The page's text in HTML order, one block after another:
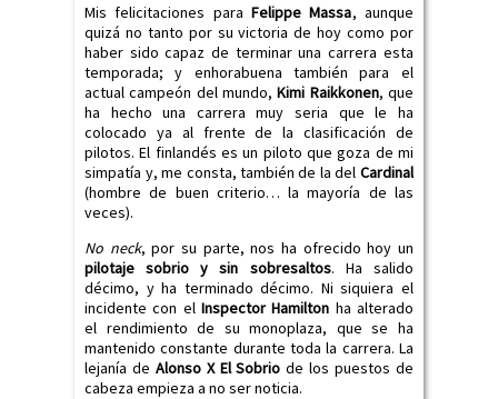
Mis felicitaciones paraFelippe Massa, aunque
quizá no tanto por su victoria de hoy como por
haber sido capaz de terminar una carrera esta
temporada; y enhorabuena también para el
actual campeón del mundo,Kimi Raikkonen, que
ha hecho una carrera muy seria que le ha
colocado ya al frente de la clasificación de
pilotos. El finlandés es un piloto que goza de mi
simpatía y, me consta, también de la del Cardinal
(hombre de buen criterio… la mayoría de las
veces).
No neck, por su parte, nos ha ofrecido hoy un
pilotaje sobrio y sin sobresaltos. Ha salido
décimo, y ha terminado décimo. Ni siquiera el
incidente con el Inspector Hamilton ha alterado
el rendimiento de su monoplaza, que se ha
mantenido constante durante toda la carrera. La
lejanía de Alonso X El Sobrio de los puestos de
cabeza empieza a no ser noticia.